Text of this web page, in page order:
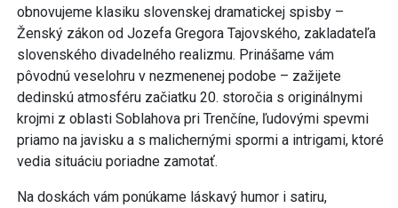
obnovujeme klasiku slovenskej dramatickej spisby –
Ženský zákon od Jozefa Gregora Tajovského, zakladateľa
slovenského divadelného realizmu. Prinášame vám
pôvodnú veselohru v nezmenenej podobe – zažijete
dedinskú atmosféru začiatku 20. storočia s originálnymi
krojmi z oblasti Soblahova pri Trenčíne, ľudovými spevmi
priamo na javisku a s malichernými spormi a intrigami, ktoré
vedia situáciu poriadne zamotať.
Na doskách vám ponúkame láskavý humor i satiru,